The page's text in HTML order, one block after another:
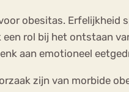
obesitas.
rol bij het ontstaan
aan emotioneel
zijn van morbide